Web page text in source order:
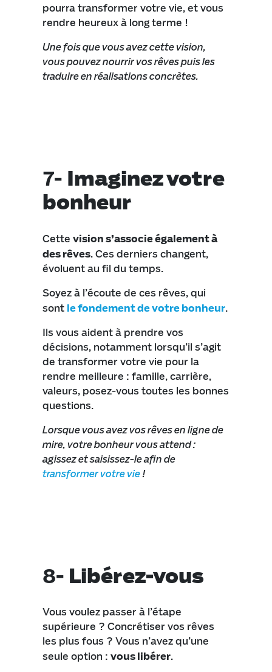
pourra transformer votre vie, et vous
rendre heureux à long terme !
Une fois que vous avez cette vision,
vous pouvez nourrir vos rêves puis les
traduire en réalisations concrètes.
7- Imaginez votre
bonheur
Cette vision s’associe également à
des rêves. Ces derniers changent,
évoluent au fil du temps.
Soyez à l’écoute de ces rêves, qui
sont le fondement de votre bonheur.
Ils vous aident à prendre vos
décisions, notamment lorsqu’il s’agit
de transformer votre vie pour la
rendre meilleure : famille, carrière,
valeurs, posez-vous toutes les bonnes
questions.
Lorsque vous avez vos rêves en ligne de
mire, votre bonheur vous attend :
agissez et saisissez-le afin de
transformer votre vie!
8- Libérez-vous
Vous voulez passer à l’étape
supérieure ? Concrétiser vos rêves
les plus fous ? Vous n’avez qu’une
seule option : vous libérer.